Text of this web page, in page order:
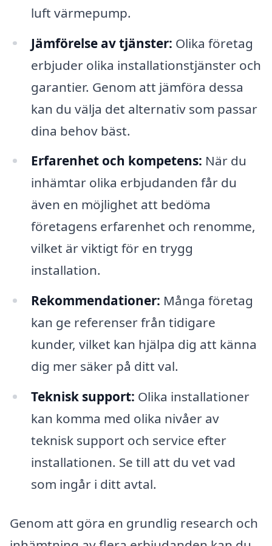
luft värmepump.
Jämförelse av tjänster: Olika företag
erbjuder olika installationstjänster och
garantier. Genom att jämföra dessa
kan du välja det alternativ som passar
dina behov bäst.
Erfarenhet och kompetens: När du
inhämtar olika erbjudanden får du
även en möjlighet att bedöma
företagens erfarenhet och renomme,
vilket är viktigt för en trygg
installation.
Rekommendationer: Många företag
kan ge referenser från tidigare
kunder, vilket kan hjälpa dig att känna
dig mer säker på ditt val.
Teknisk support: Olika installationer
kan komma med olika nivåer av
teknisk support och service efter
installationen. Se till att du vet vad
som ingår i ditt avtal.
Genom att göra en grundlig research och